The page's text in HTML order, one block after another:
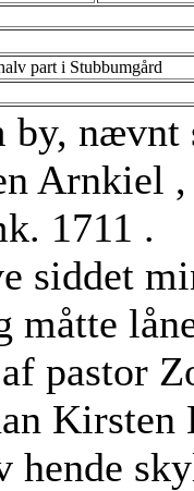
part i Stubbumgård
by, nævnt
1711 .
siddet
måtte
pastor
Kirsten
hende